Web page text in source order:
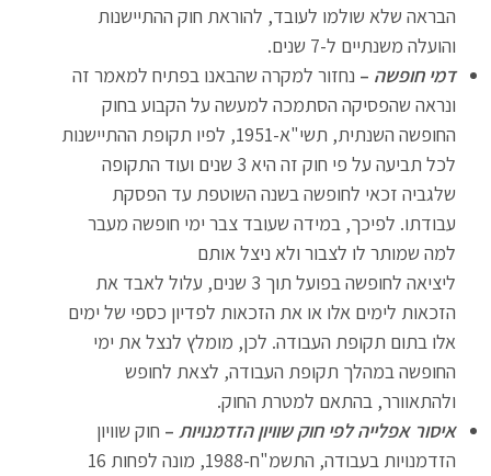
הבראה שלא שולמו לעובד, להוראת חוק ההתיישנות
והועלה משנתיים ל-7 שנים.
דמי חופשה – נחזור למקרה שהבאנו בפתיח למאמר זה
ונראה שהפסיקה הסתמכה למעשה על הקבוע בחוק
החופשה השנתית, תשי"א-1951, לפיו תקופת ההתיישנות
לכל תביעה על פי חוק זה היא 3 שנים ועוד התקופה
שלגביה זכאי לחופשה בשנה השוטפת עד הפסקת
עבודתו. לפיכך, במידה שעובד צבר ימי חופשה מעבר
למה שמותר לו לצבור ולא ניצל אותם
ליציאה לחופשה בפועל תוך 3 שנים, עלול לאבד את
הזכאות לימים אלו או את הזכאות לפדיון כספי של ימים
אלו בתום תקופת העבודה. לכן, מומלץ לנצל את ימי
החופשה במהלך תקופת העבודה, לצאת לחופש
ולהתאוורר, בהתאם למטרת החוק.
איסור אפלייה לפי חוק שוויון הזדמנויות – חוק שוויון
הזדמנויות בעבודה, התשמ"ח-1988, מונה לפחות 16